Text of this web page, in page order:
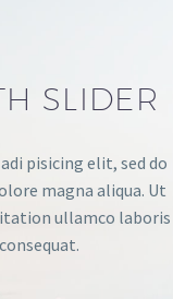
SLIDER
pisicing elit, sed do
magna aliqua. Ut
ullamco laboris